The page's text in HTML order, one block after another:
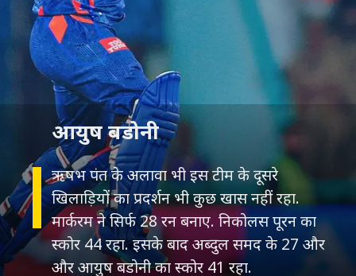
ऋषभ पंत के अलावा भी इस टीम के दूसरे
खिलाड़ियों का प्रदर्शन भी कुछ खास नहीं रहा.
मार्करम ने सिर्फ 28 रन बनाए. निकोलस पूरन का
स्कोर 44 रहा. इसके बाद अब्दुल समद के 27 और
और आयुष बडोनी का स्कोर 41 रहा.
आयुष बडोनी